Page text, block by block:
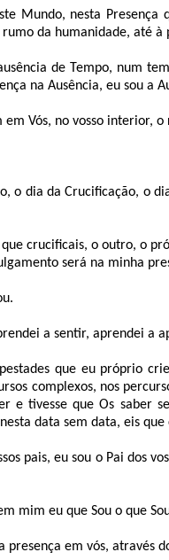
Mundo, nesta
rumo da humanidade, até
de Tempo, num
na Ausência, eu sou a
em Vós, no vosso interior,
o dia da Crucificação, o
que crucificais, o outro, o
será na minha
a sentir, aprendei a
que eu próprio
complexos, nos
e tivesse que Os saber
data sem data, eis
pais, eu sou o Pai dos
mim eu que Sou o que
presença em vós, através